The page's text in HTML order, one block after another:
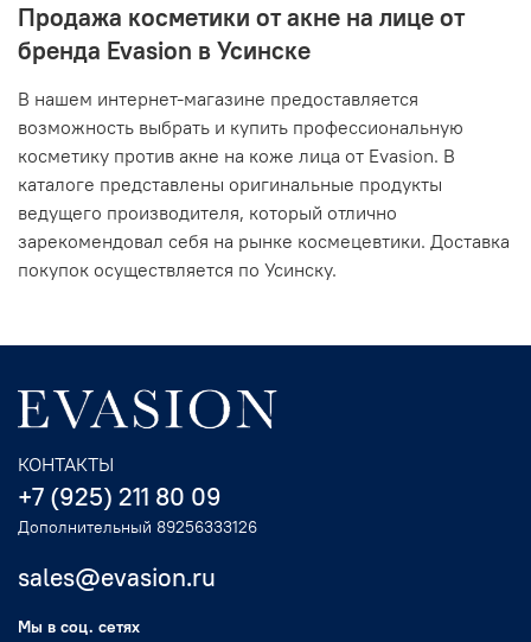
Продажа косметики от акне на лице от
бренда Evasion в Усинске
В нашем интернет-магазине предоставляется
возможность выбрать и купить профессиональную
косметику против акне на коже лица от Evasion. В
каталоге представлены оригинальные продукты
ведущего производителя, который отлично
зарекомендовал себя на рынке космецевтики. Доставка
покупок осуществляется по Усинску.
КОНТАКТЫ
+7 (925) 211 80 09
Дополнительный 89256333126
sales@evasion.ru
Мы в соц. сетях